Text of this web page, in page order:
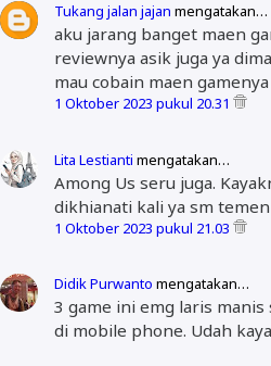
Tukang jalan jajan mengatakan…
aku jarang banget maen
reviewnya asik juga ya
mau cobain maen
1 Oktober 2023 pukul 20.31
Lita Lestianti mengatakan…
Among Us seru juga.
dikhianati kali ya sm
1 Oktober 2023 pukul 21.03
Didik Purwanto mengatakan…
3 game ini emg laris
di mobile phone. Udah